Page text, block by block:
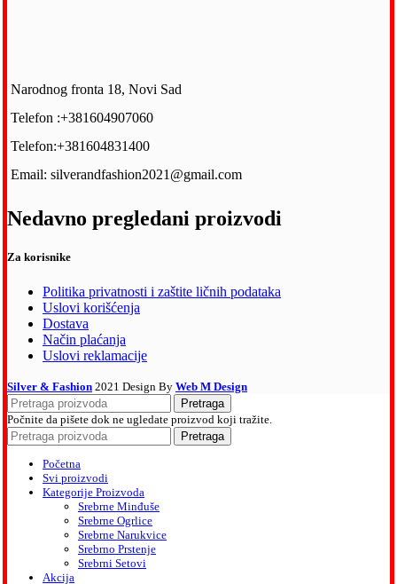
Narodnog fronta 18, Novi Sad
Telefon :+381604907060
Telefon:+381604831400
Email: silverandfashion2021@gmail.com
Nedavno pregledani proizvodi
Za korisnike
Politika privatnosti i zaštite ličnih podataka
Uslovi korišćenja
Dostava
Način plaćanja
Uslovi reklamacije
Silver & Fashion 2021 Design By Web M Design
Pretraga
Počnite da pišete dok ne ugledate proizvod koji tražite.
Pretraga
Početna
Svi proizvodi
Kategorije Proizvoda
Srebrne Minđuše
Srebrne Ogrlice
Srebrne Narukvice
Srebrno Prstenje
Srebrni Setovi
Akcija